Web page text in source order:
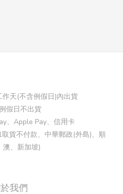
天(不含例假日)內出貨
假日不出貨
、Apple Pay、信用卡
貨不付款、中華郵政(外島)、順
澳、新加坡)
我們